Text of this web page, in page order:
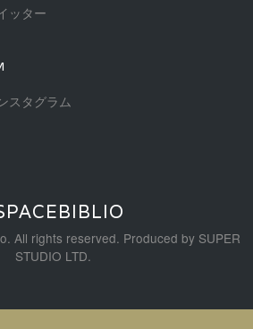
ッター
スタグラム
All rights reserved. Produced by SUPER
STUDIO LTD.